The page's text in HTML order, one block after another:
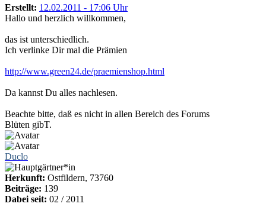
Erstellt: 12.02.2011 - 17:06 Uhr
Hallo und herzlich willkommen,
das ist unterschiedlich.
Ich verlinke Dir mal die Prämien
http://www.green24.de/praemienshop.html
Da kannst Du alles nachlesen.
Beachte bitte, daß es nicht in allen Bereich des Forums
Blüten gibT.
Duclo
Herkunft: Ostfildern, 73760
Beiträge: 139
Dabei seit: 02 / 2011